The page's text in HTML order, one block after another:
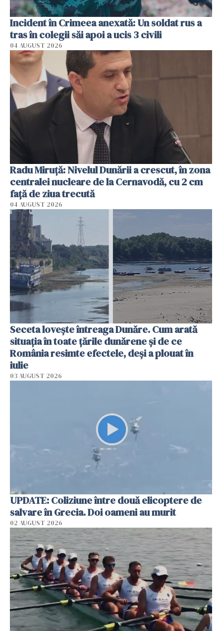
Incident în Crimeea anexată: Un soldat rus a
tras în colegii săi apoi a ucis 3 civili
04 AUGUST 2026
Radu Miruţă: Nivelul Dunării a crescut, în zona
centralei nucleare de la Cernavodă, cu 2 cm
faţă de ziua trecută
04 AUGUST 2026
Seceta lovește întreaga Dunăre. Cum arată
situația în toate țările dunărene și de ce
România resimte efectele, deși a plouat în
iulie
03 AUGUST 2026
UPDATE: Coliziune între două elicoptere de
salvare în Grecia. Doi oameni au murit
02 AUGUST 2026